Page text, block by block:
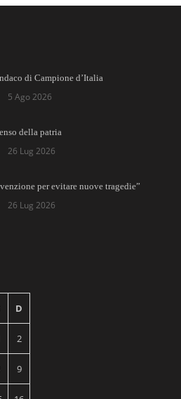
di Campione d’Italia
5 Ago 2026
della patria
26 Lug 2026
per evitare nuove tragedie”
26 Lug 2026
D
2
9